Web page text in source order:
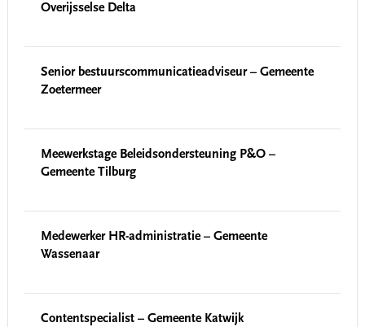
Overijsselse Delta
Senior bestuurscommunicatieadviseur – Gemeente
Zoetermeer
Meewerkstage Beleidsondersteuning P&O –
Gemeente Tilburg
Medewerker HR-administratie – Gemeente
Wassenaar
Contentspecialist – Gemeente Katwijk